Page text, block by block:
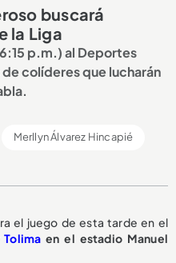
buscará
la Liga
p.m.) al Deportes
de colíderes que lucharán
Merllyn Álvarez Hincapié
el juego de esta tarde en el
Tolimaen el estadio Manuel